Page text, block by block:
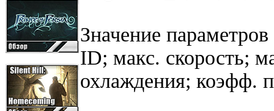
Значение
ID; макс. скорость;
охлаждения; коэфф.